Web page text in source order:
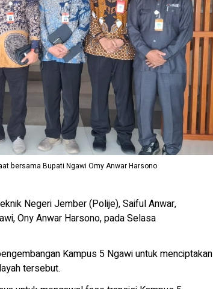
bersama Bupati Ngawi Omy Anwar Harsono
Negeri Jember (Polije), Saiful Anwar,
Ony Anwar Harsono, pada Selasa
Kampus 5 Ngawi untuk menciptakan
tersebut.